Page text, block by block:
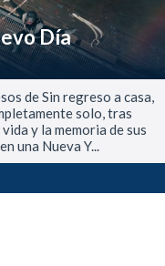
Día
de Sin regreso a casa,
solo, tras
y la memoria de sus
una Nueva Y...